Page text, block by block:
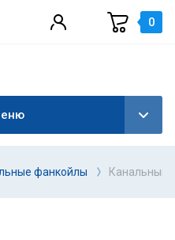
0
фанкойлы Канальный